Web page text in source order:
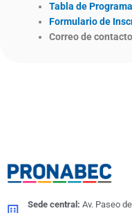
Tabla de
Formulario de
Correo de
Sede central: Av. Paseo